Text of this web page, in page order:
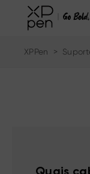
XPPen >